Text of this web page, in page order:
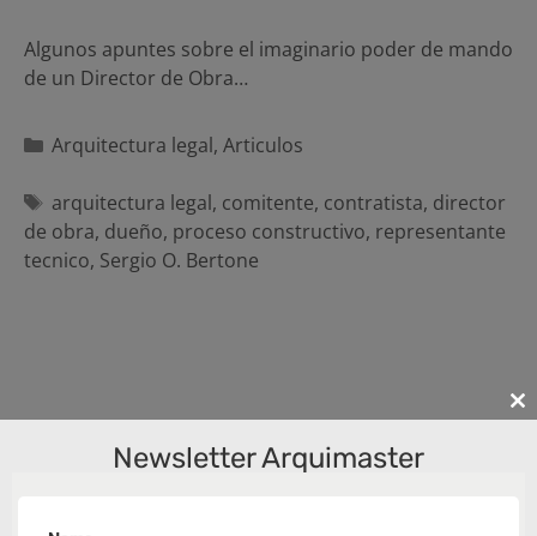
Algunos apuntes sobre el imaginario poder de mando
de un Director de Obra…
Categorías
Arquitectura legal, Articulos
Etiquetas
arquitectura legal, comitente, contratista, director
de obra, dueño, proceso constructivo, representante
tecnico, Sergio O. Bertone
Newsletter Arquimaster